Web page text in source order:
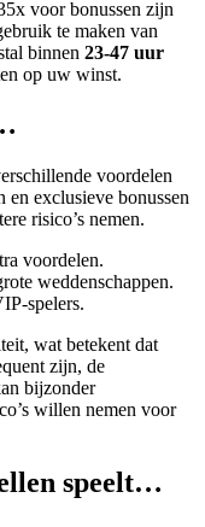
voor bonussen zijn
te maken van
binnen 23-47 uur
op uw winst.
voordelen
en exclusieve bonussen
risico’s nemen.
voordelen.
weddenschappen.
spelers.
wat betekent dat
zijn, de
bijzonder
willen nemen voor
speelt…